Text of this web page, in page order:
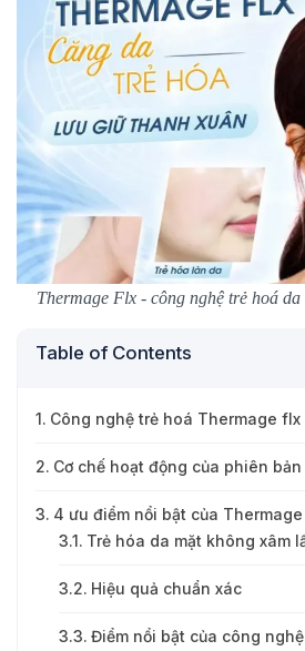
Thermage Flx - công nghệ trẻ hoá
Table of Contents
Công nghệ trẻ hoá Thermage flx
Cơ chế hoạt động của phiên
4 ưu điểm nổi bật của
Trẻ hóa da mặt không xâm
Hiệu quả chuẩn xác
Điểm nổi bật của công